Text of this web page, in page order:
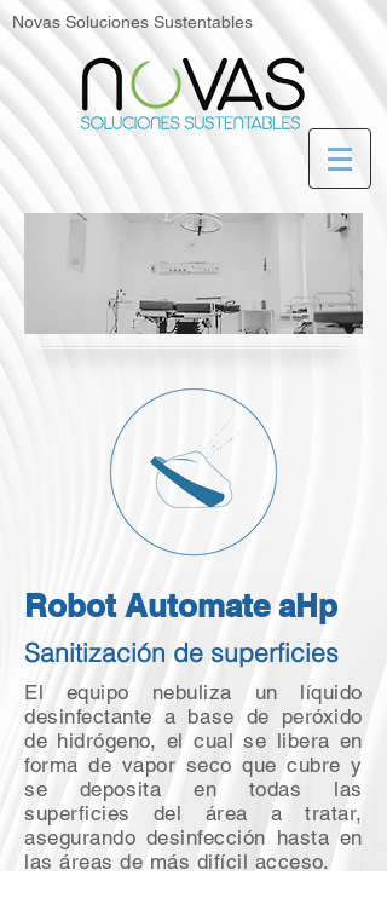
Novas Soluciones Sustentables
Robot Automate aHp
Sanitización de superficies
El equipo nebuliza un líquido
desinfectante a base de peróxido
de hidrógeno, el cual se libera en
forma de vapor seco que cubre y
se deposita en todas las
superficies del área a tratar,
asegurando desinfección hasta en
las áreas de más difícil acceso.